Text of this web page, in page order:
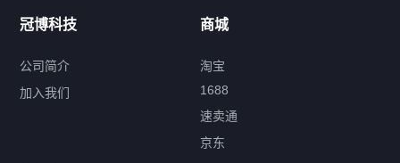
超声波配件
冠博科技
公司简介
加入我们
商城
淘宝
1688
速卖通
京东